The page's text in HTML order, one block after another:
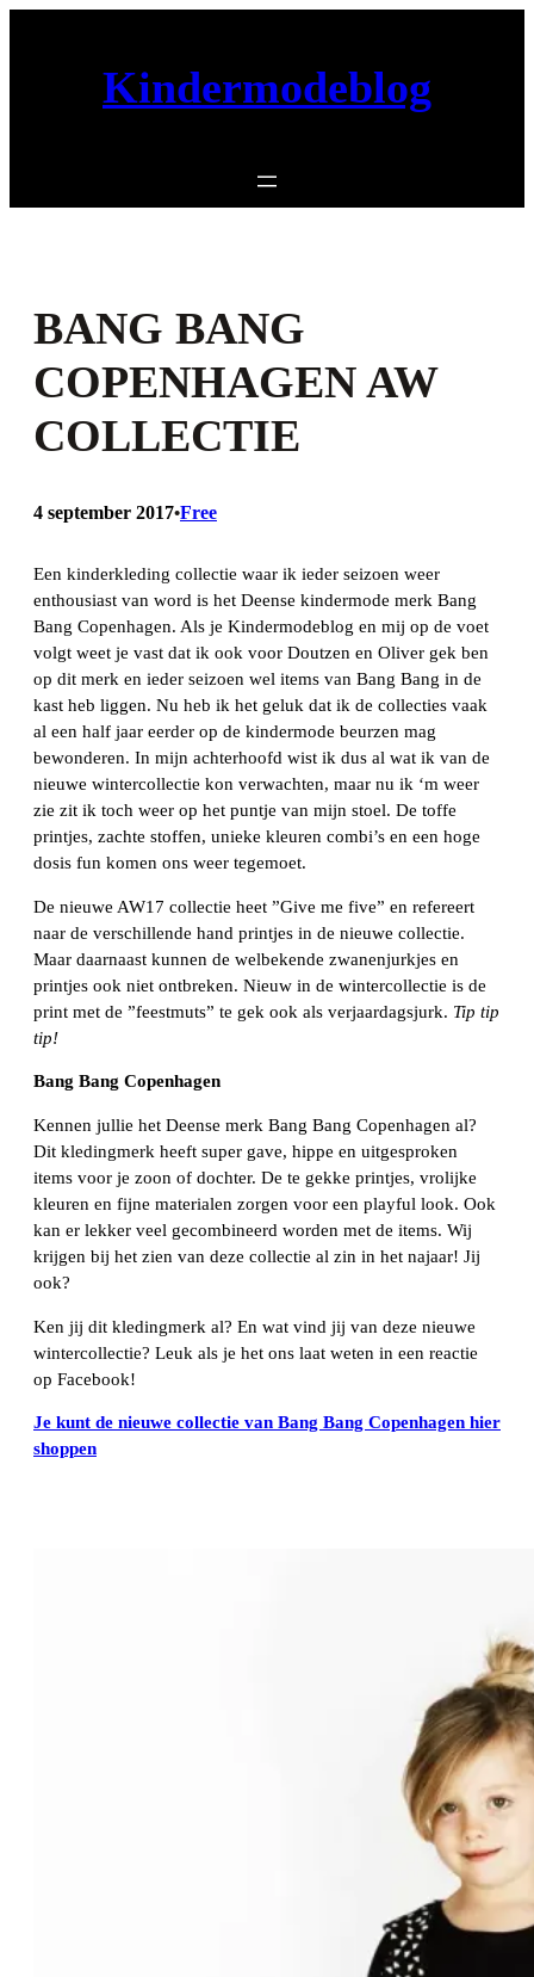
Kindermodeblog
BANG BANG
COPENHAGEN AW
COLLECTIE
4 september 2017•Free
Een kinderkleding collectie waar ik ieder seizoen weer
enthousiast van word is het Deense kindermode merk Bang
Bang Copenhagen. Als je Kindermodeblog en mij op de voet
volgt weet je vast dat ik ook voor Doutzen en Oliver gek ben
op dit merk en ieder seizoen wel items van Bang Bang in de
kast heb liggen. Nu heb ik het geluk dat ik de collecties vaak
al een half jaar eerder op de kindermode beurzen mag
bewonderen. In mijn achterhoofd wist ik dus al wat ik van de
nieuwe wintercollectie kon verwachten, maar nu ik ‘m weer
zie zit ik toch weer op het puntje van mijn stoel. De toffe
printjes, zachte stoffen, unieke kleuren combi’s en een hoge
dosis fun komen ons weer tegemoet.
De nieuwe AW17 collectie heet ”Give me five” en refereert
naar de verschillende hand printjes in de nieuwe collectie.
Maar daarnaast kunnen de welbekende zwanenjurkjes en
printjes ook niet ontbreken. Nieuw in de wintercollectie is de
print met de ”feestmuts” te gek ook als verjaardagsjurk. Tip tip
tip!
Bang Bang Copenhagen
Kennen jullie het Deense merk Bang Bang Copenhagen al?
Dit kledingmerk heeft super gave, hippe en uitgesproken
items voor je zoon of dochter. De te gekke printjes, vrolijke
kleuren en fijne materialen zorgen voor een playful look. Ook
kan er lekker veel gecombineerd worden met de items. Wij
krijgen bij het zien van deze collectie al zin in het najaar! Jij
ook?
Ken jij dit kledingmerk al? En wat vind jij van deze nieuwe
wintercollectie? Leuk als je het ons laat weten in een reactie
op Facebook!
Je kunt de nieuwe collectie van Bang Bang Copenhagen hier
shoppen